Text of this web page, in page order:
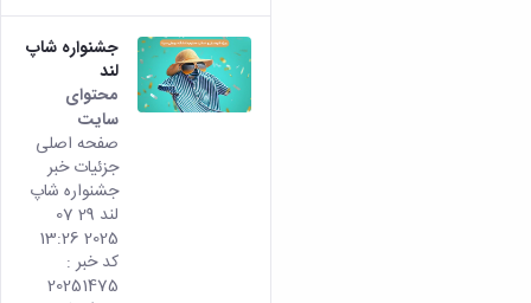
جشنواره شاپ
لند
محتوای
سایت
صفحه اصلی
جزئیات خبر
جشنواره شاپ
لند 29 07
2025 13:26
کد خبر :
20251475